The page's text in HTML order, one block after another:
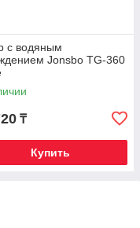
с водяным
Jonsbo TG-360
₸
Купить